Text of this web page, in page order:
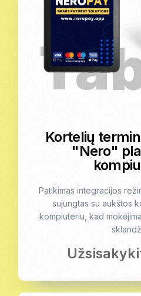
Kortelių
"Nero"
Patikimas integracijos
sujungtas su aukštos
kompiuteriu, kad